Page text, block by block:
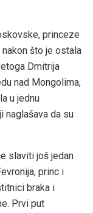
princeze
što je ostala
Dmitrija
nad Mongolima,
u jednu
naglašava da su
slaviti još jedan
princ i
braka i
Prvi put